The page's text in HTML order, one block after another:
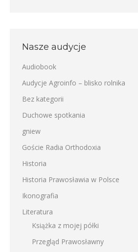
Nasze audycje
Audiobook
Audycje Agroinfo – blisko rolnika
Bez kategorii
Duchowe spotkania
gniew
Goście Radia Orthodoxia
Historia
Historia Prawosławia w Polsce
Ikonografia
Literatura
Książka z mojej półki
Przegląd Prawosławny